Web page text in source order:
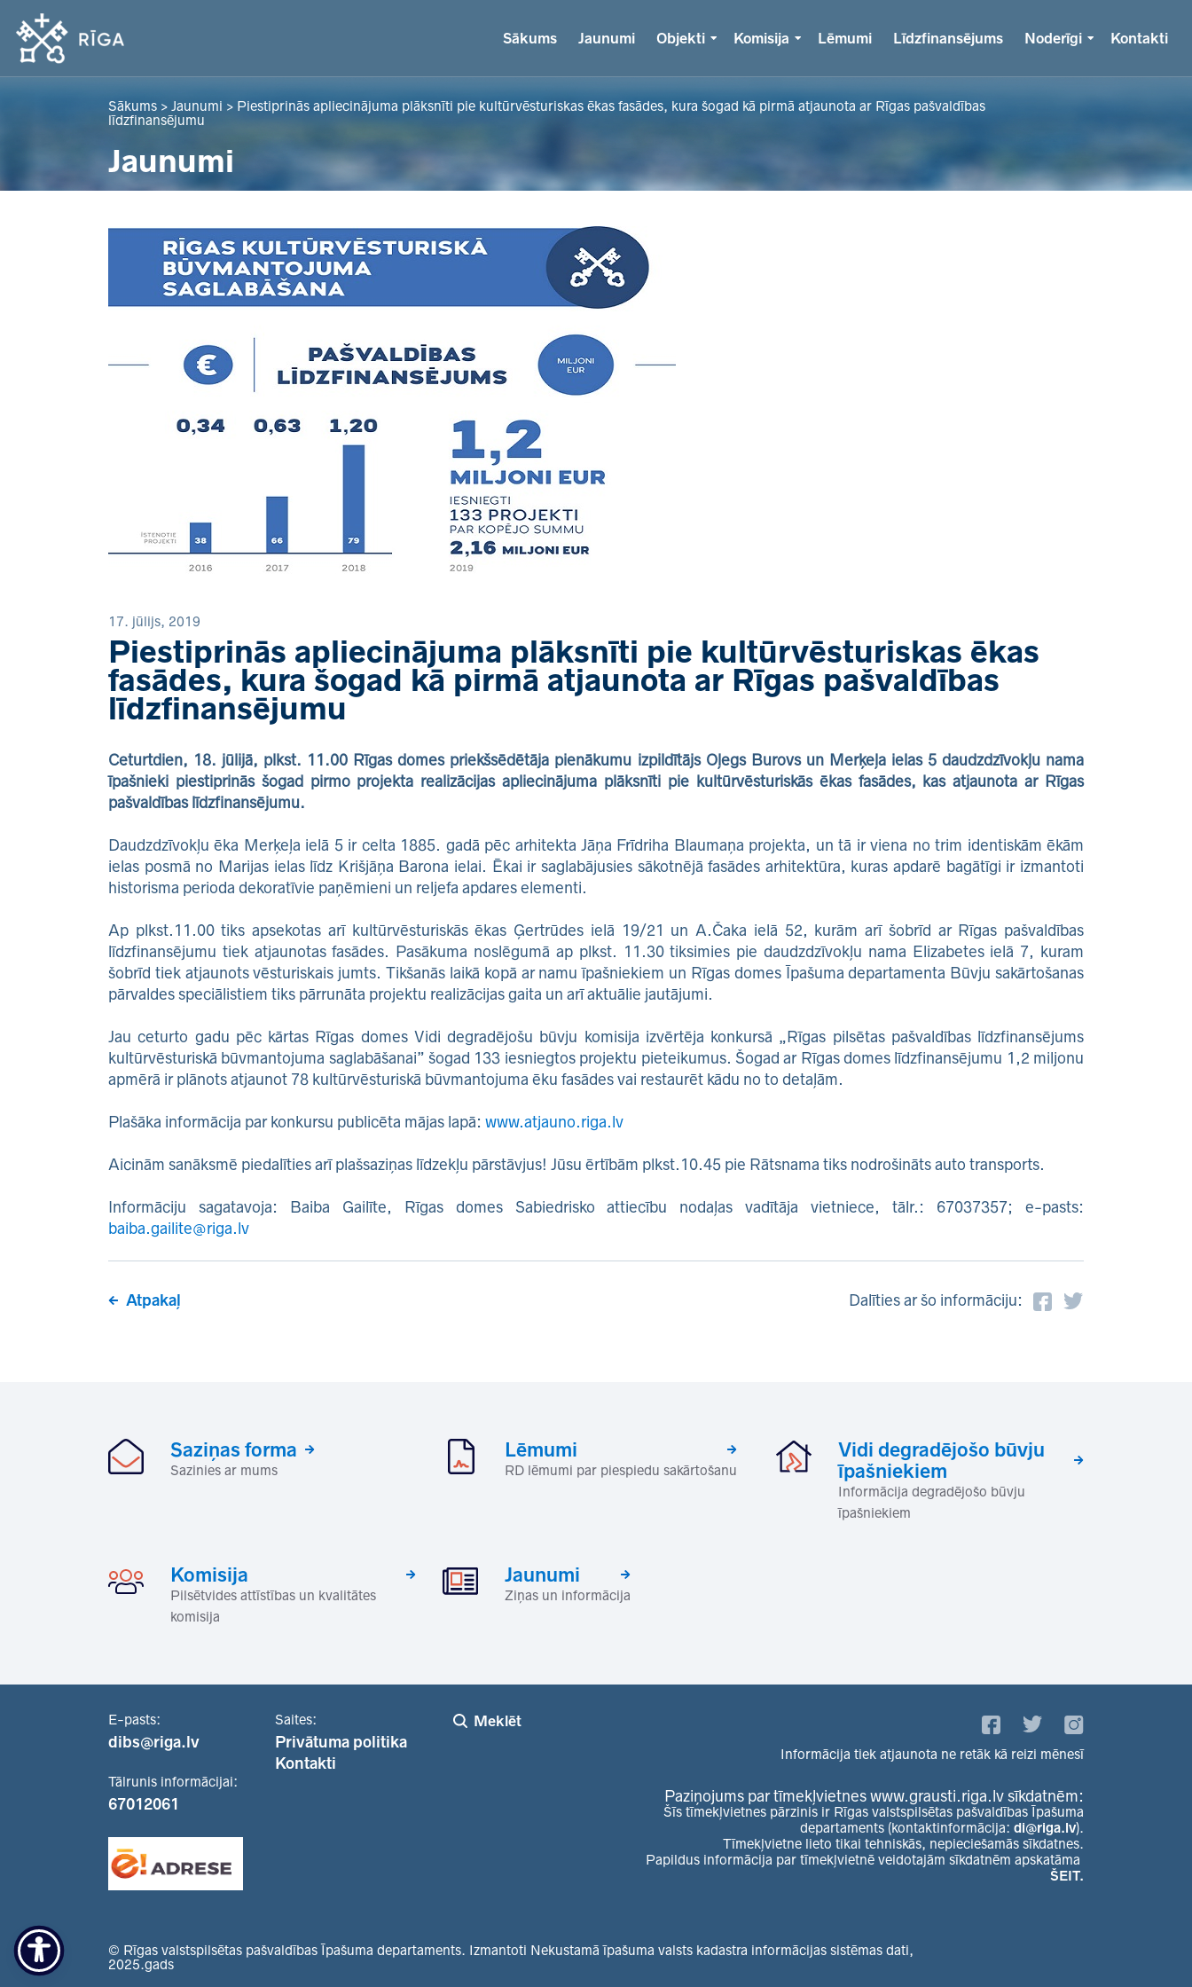
Sākums Jaunumi Objekti Komisija Lēmumi Līdzfinansējums Noderīgi Kontakti
Sākums > Jaunumi > Piestiprinās apliecinājuma plāksnīti pie kultūrvēsturiskas ēkas fasādes, kura šogad kā pirmā atjaunota ar Rīgas pašvaldības
līdzfinansējumu
Jaunumi
17. jūlijs, 2019
Piestiprinās apliecinājuma plāksnīti pie kultūrvēsturiskas ēkas
fasādes, kura šogad kā pirmā atjaunota ar Rīgas pašvaldības
līdzfinansējumu
Ceturtdien, 18. jūlijā, plkst. 11.00 Rīgas domes priekšsēdētāja pienākumu izpildītājs Oļegs Burovs un Merķeļa ielas 5 daudzdzīvokļu nama
īpašnieki piestiprinās šogad pirmo projekta realizācijas apliecinājuma plāksnīti pie kultūrvēsturiskās ēkas fasādes, kas atjaunota ar Rīgas
pašvaldības līdzfinansējumu.
Daudzdzīvokļu ēka Merķeļa ielā 5 ir celta 1885. gadā pēc arhitekta Jāņa Frīdriha Blaumaņa projekta, un tā ir viena no trim identiskām ēkām
ielas posmā no Marijas ielas līdz Krišjāņa Barona ielai. Ēkai ir saglabājusies sākotnējā fasādes arhitektūra, kuras apdarē bagātīgi ir izmantoti
historisma perioda dekoratīvie paņēmieni un reljefa apdares elementi.
Ap plkst.11.00 tiks apsekotas arī kultūrvēsturiskās ēkas Ģertrūdes ielā 19/21 un A.Čaka ielā 52, kurām arī šobrīd ar Rīgas pašvaldības
līdzfinansējumu tiek atjaunotas fasādes. Pasākuma noslēgumā ap plkst. 11.30 tiksimies pie daudzdzīvokļu nama Elizabetes ielā 7, kuram
šobrīd tiek atjaunots vēsturiskais jumts. Tikšanās laikā kopā ar namu īpašniekiem un Rīgas domes Īpašuma departamenta Būvju sakārtošanas
pārvaldes speciālistiem tiks pārrunāta projektu realizācijas gaita un arī aktuālie jautājumi.
Jau ceturto gadu pēc kārtas Rīgas domes Vidi degradējošu būvju komisija izvērtēja konkursā „Rīgas pilsētas pašvaldības līdzfinansējums
kultūrvēsturiskā būvmantojuma saglabāšanai” šogad 133 iesniegtos projektu pieteikumus. Šogad ar Rīgas domes līdzfinansējumu 1,2 miljonu
apmērā ir plānots atjaunot 78 kultūrvēsturiskā būvmantojuma ēku fasādes vai restaurēt kādu no to detaļām.
Plašāka informācija par konkursu publicēta mājas lapā: www.atjauno.riga.lv
Aicinām sanāksmē piedalīties arī plašsaziņas līdzekļu pārstāvjus! Jūsu ērtībām plkst.10.45 pie Rātsnama tiks nodrošināts auto transports.
Informāciju sagatavoja: Baiba Gailīte, Rīgas domes Sabiedrisko attiecību nodaļas vadītāja vietniece, tālr.: 67037357; e-pasts:
baiba.gailite@riga.lv
Atpakaļ Dalīties ar šo informāciju:
Saziņas forma
Sazinies ar mums
Lēmumi
RD lēmumi par piespiedu sakārtošanu
Vidi degradējošo būvju
īpašniekiem
Informācija degradējošo būvju
īpašniekiem
Komisija
Pilsētvides attīstības un kvalitātes
komisija
Jaunumi
Ziņas un informācija
E-pasts:
dibs@riga.lv
Tālrunis informācijai:
67012061
Saites:
Privātuma politika
Kontakti
Meklēt
Informācija tiek atjaunota ne retāk kā reizi mēnesī
Paziņojums par tīmekļvietnes www.grausti.riga.lv sīkdatnēm:
Šīs tīmekļvietnes pārzinis ir Rīgas valstspilsētas pašvaldības Īpašuma
departaments (kontaktinformācija: di@riga.lv).
Tīmekļvietne lieto tikai tehniskās, nepieciešamās sīkdatnes.
Papildus informācija par tīmekļvietnē veidotajām sīkdatnēm apskatāma
ŠEIT.
© Rīgas valstspilsētas pašvaldības Īpašuma departaments. Izmantoti Nekustamā īpašuma valsts kadastra informācijas sistēmas dati,
2025.gads